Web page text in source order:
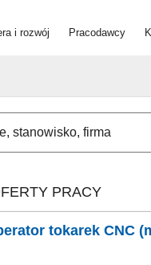
i rozwój Pracodawcy
PRACY
tokarek CNC